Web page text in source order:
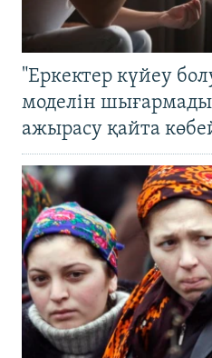
"Еркектер күйеу
моделін
ажырасу қайта